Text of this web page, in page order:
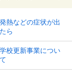
発熱などの症状が出
たら
学校更新事業につい
て